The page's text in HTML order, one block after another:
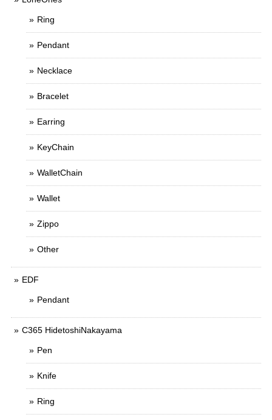
Ring
Pendant
Necklace
Bracelet
Earring
KeyChain
WalletChain
Wallet
Zippo
Other
EDF
Pendant
C365 HidetoshiNakayama
Pen
Knife
Ring